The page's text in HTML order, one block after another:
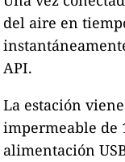
del aire en
API.
La estación
impermeable de
alimentación